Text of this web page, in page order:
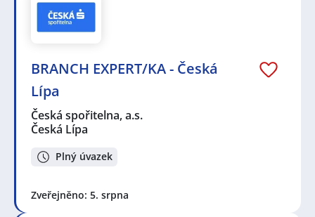
BRANCH EXPERT/KA - Česká
Lípa
Česká spořitelna, a.s.
Česká Lípa
Plný úvazek
Zveřejněno: 5. srpna